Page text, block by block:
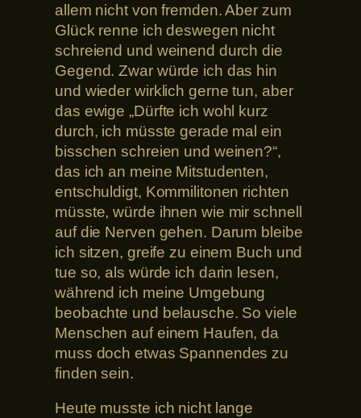
allem nicht von fremden. Aber zum
Glück renne ich deswegen nicht
schreiend und weinend durch die
Gegend. Zwar würde ich das hin
und wieder wirklich gerne tun, aber
das ewige „Dürfte ich wohl kurz
durch, ich müsste gerade mal ein
bisschen schreien und weinen?“,
das ich an meine Mitstudenten,
entschuldigt, Kommilitonen richten
müsste, würde ihnen wie mir schnell
auf die Nerven gehen. Darum bleibe
ich sitzen, greife zu einem Buch und
tue so, als würde ich darin lesen,
während ich meine Umgebung
beobachte und belausche. So viele
Menschen auf einem Haufen, da
muss doch etwas Spannendes zu
finden sein.
Heute musste ich nicht lange